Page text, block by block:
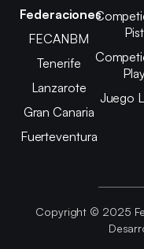
Federaciones
FECANBM
Tenerife
Lanzarote
Gran Canaria
Fuerteventura
Juego
Copyright © 2025